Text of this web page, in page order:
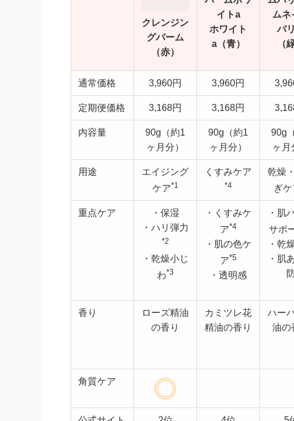
クレンジン
グバーム
（赤）
ホワイト
a（青）
バ
（
通常価格 3,960円 3,960円
定期便価格 3,168円 3,168円
内容量
90g（約1
ヶ月分）
90g（約1
ヶ月分）
90g
ヶ月
用途
エイジング
ケア*1
くすみケア
*4
乾燥
ぎケ
重点ケア
・保湿
・ハリ弾力
*2
・乾燥小じ
わ*3
・くすみケ
ア*4
・肌の色ケ
ア*5
・透明感
・肌
サポ
・乾
・肌
香り
ローズ精油
の香り
カミツレ花
精油の香り
ハー
油の
角質ケア